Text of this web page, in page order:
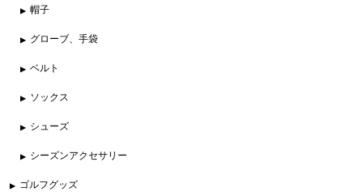
帽子
グローブ、手袋
ベルト
ソックス
シューズ
シーズンアクセサリー
ゴルフグッズ